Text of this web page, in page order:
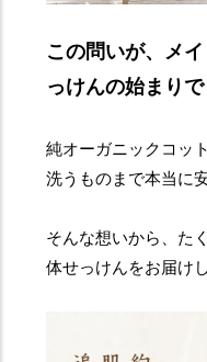
この問いが、メ
っけんの始まりで
純オーガニックコッ
洗うものまで本当に
そんな想いから、た
体せっけんをお届け